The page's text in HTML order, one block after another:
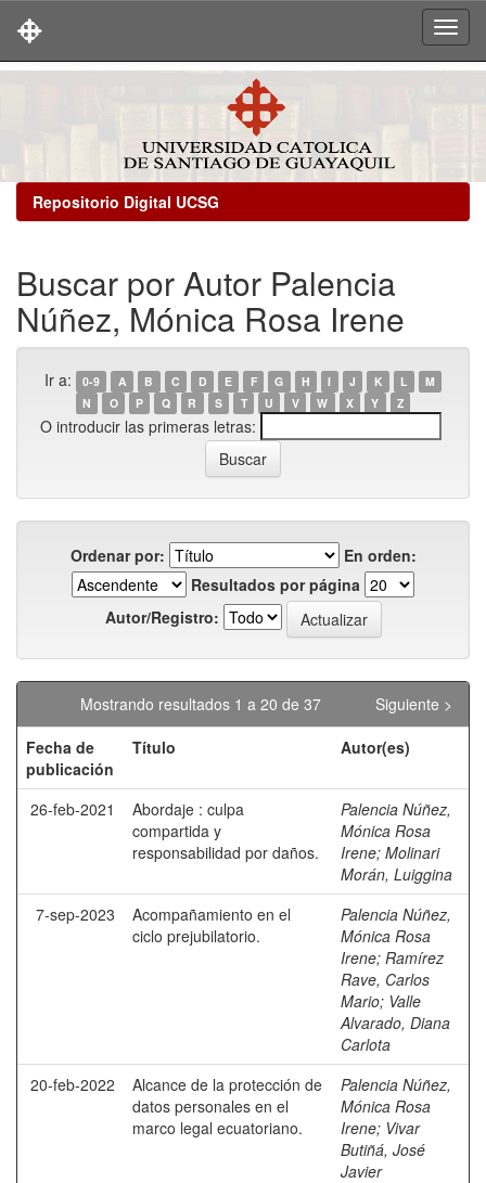
Repositorio Digital UCSG
Buscar por Autor Palencia
Núñez, Mónica Rosa Irene
Ir a: 0-9 A B C D E F G H I J K L
M
N
O P Q R S T U V W X Y Z
O introducir las primeras letras:
Ordenar por:
En orden:
Resultados por página
Autor/Registro:
Mostrando resultados 1 a 20 de 37
Siguiente >
Fecha de
publicación
Título Autor(es)
26-feb-2021
Abordaje : culpa
compartida y
responsabilidad por daños.
Palencia Núñez,
Mónica Rosa
Irene; Molinari
Morán, Luiggina
7-sep-2023
Acompañamiento en el
ciclo prejubilatorio.
Palencia Núñez,
Mónica Rosa
Irene; Ramírez
Rave, Carlos
Mario; Valle
Alvarado, Diana
Carlota
20-feb-2022
Alcance de la protección de
datos personales en el
marco legal ecuatoriano.
Palencia Núñez,
Mónica Rosa
Irene; Vivar
Butiñá, José
Javier